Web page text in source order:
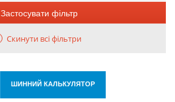
Застосувати фільтр
Скинути всі фільтри
ШИННИЙ КАЛЬКУЛЯТОР